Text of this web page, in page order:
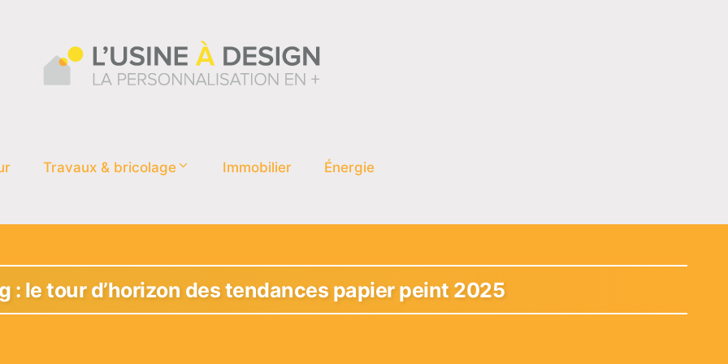
Travaux & bricolage Immobilier Énergie
: le tour d’horizon des tendances papier peint 2025